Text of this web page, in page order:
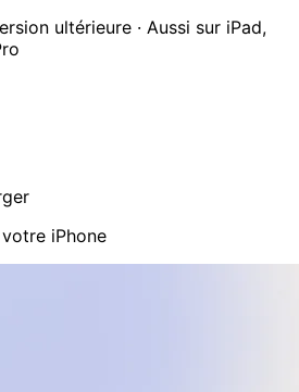
ultérieure · Aussi sur iPad,
iPhone